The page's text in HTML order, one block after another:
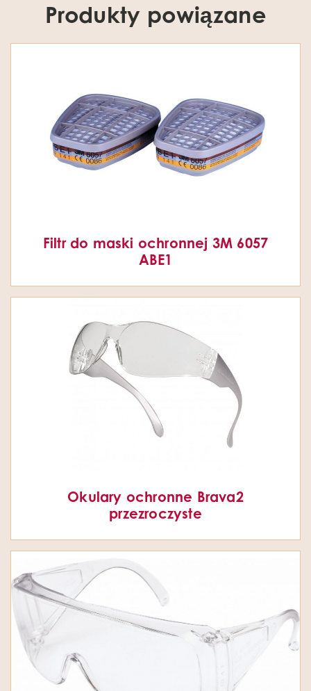
Produkty powiązane
Filtr do maski ochronnej 3M 6057
ABE1
Okulary ochronne Brava2
przezroczyste